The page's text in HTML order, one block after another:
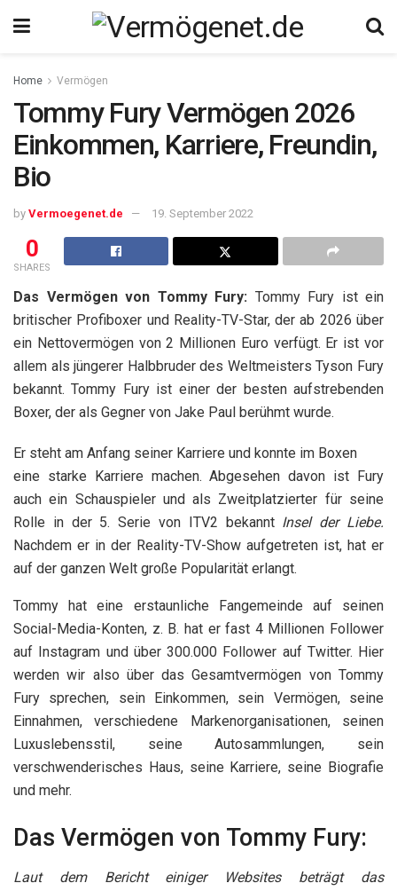
Home Vermögen
Tommy Fury Vermögen 2026
Einkommen, Karriere, Freundin,
Bio
by Vermoegenet.de 19. September 2022
0
SHARES
Das Vermögen von Tommy Fury: Tommy Fury ist ein
britischer Profiboxer und Reality-TV-Star, der ab 2026 über
ein Nettovermögen von 2 Millionen Euro verfügt. Er ist vor
allem als jüngerer Halbbruder des Weltmeisters Tyson Fury
bekannt. Tommy Fury ist einer der besten aufstrebenden
Boxer, der als Gegner von Jake Paul berühmt wurde.
Er steht am Anfang seiner Karriere und konnte im Boxen
eine starke Karriere machen. Abgesehen davon ist Fury
auch ein Schauspieler und als Zweitplatzierter für seine
Rolle in der 5. Serie von ITV2 bekannt Insel der Liebe.
Nachdem er in der Reality-TV-Show aufgetreten ist, hat er
auf der ganzen Welt große Popularität erlangt.
Tommy hat eine erstaunliche Fangemeinde auf seinen
Social-Media-Konten, z. B. hat er fast 4 Millionen Follower
auf Instagram und über 300.000 Follower auf Twitter. Hier
werden wir also über das Gesamtvermögen von Tommy
Fury sprechen, sein Einkommen, sein Vermögen, seine
Einnahmen, verschiedene Markenorganisationen, seinen
Luxuslebensstil, seine Autosammlungen, sein
verschwenderisches Haus, seine Karriere, seine Biografie
und mehr.
Das Vermögen von Tommy Fury:
Laut dem Bericht einiger Websites beträgt das